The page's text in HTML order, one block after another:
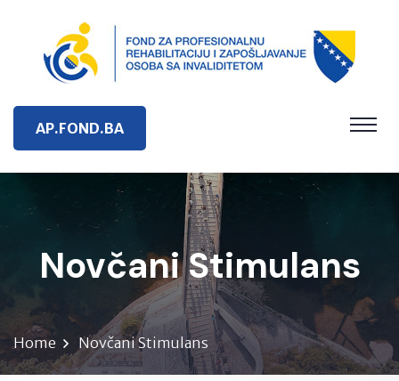
AP.FOND.BA
Novčani Stimulans
Home Novčani Stimulans